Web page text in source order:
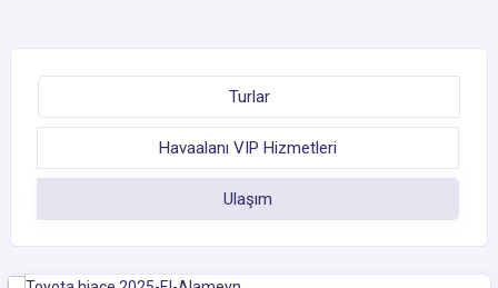
Turlar
Havaalanı VIP Hizmetleri
Ulaşım